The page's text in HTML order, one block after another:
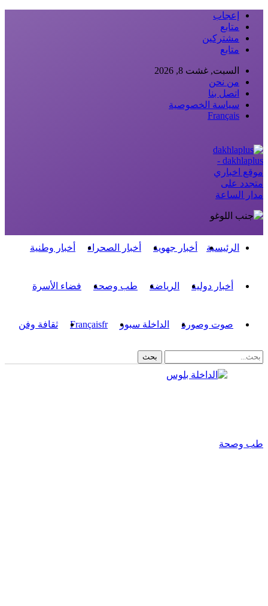
إعجاب
متابع
مشتركين
متابع
السبت, غشت 8, 2026
من نحن
اتصل بنا
سياسة الخصوصية
Français
dakhlaplus -
موقع اخباري
متجدد على
مدار الساعة
الرئيسية أخبار جهوية أخبار الصحراء أخبار وطنية
أخبار دولية الرياضة طب وصحة فضاء الأسرة
صوت وصورة الداخلة سبور Françaisfr ثقافة وفن
طب وصحة